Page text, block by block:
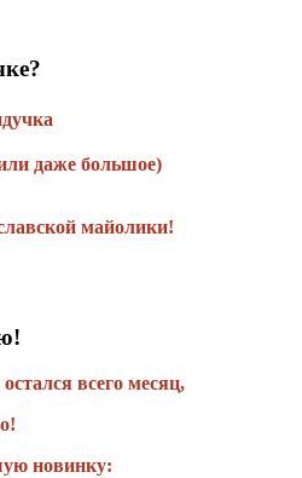
даже большое)
майолики!
всего месяц,
новинку: